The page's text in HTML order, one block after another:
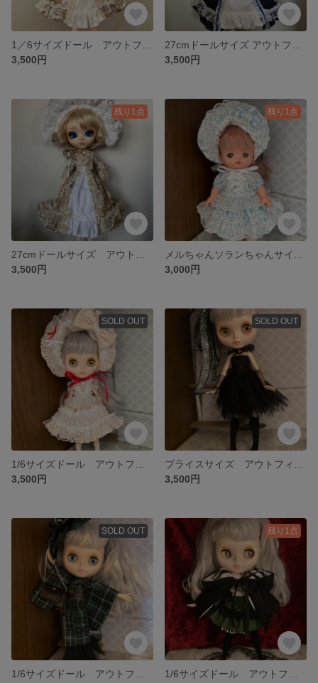
3,500円
3,500円
残り1点
3,500円
残り1点
3,000円
SOLD OUT
3,500円
SOLD OUT
3,500円
SOLD OUT 残り1点